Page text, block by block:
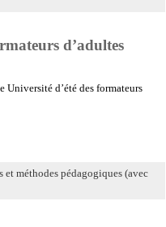
d’adultes
d’été des formateurs
et méthodes pédagogiques (avec